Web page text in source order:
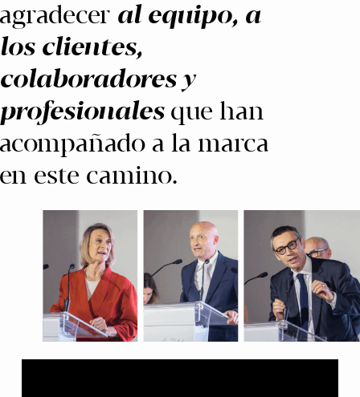
al equipo, a
clientes,
y
que han
a la marca
este camino.